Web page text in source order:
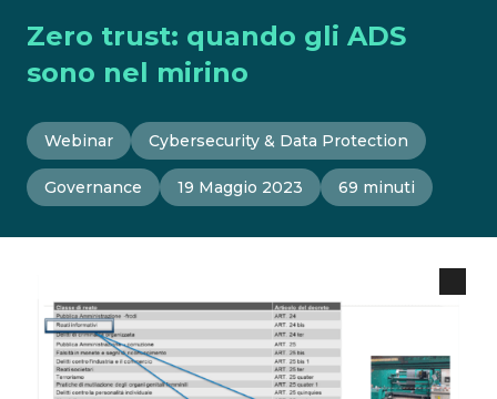
Zero trust: quando gli ADS
sono nel mirino
Webinar Cybersecurity & Data Protection
Governance 19 Maggio 2023 69 minuti